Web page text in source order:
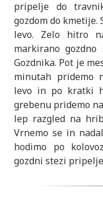
pripelje do
gozdom do kmetije.
levo. Zelo hitro
markirano
Gozdnika. Pot je
minutah pridemo
levo in po kratki
grebenu pridemo
lep razgled na
Vrnemo se in
hodimo po
gozdni stezi